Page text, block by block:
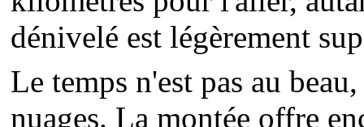
dénivelé est légèrement
Le temps n'est pas au
nuages. La montée offre